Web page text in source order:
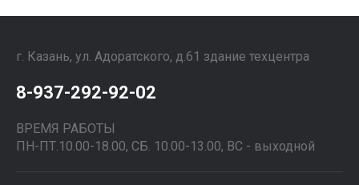
г. Казань, ул. Адоратского, д.61 здание техцентра
8-937-292-92-02
ВРЕМЯ РАБОТЫ
ПН-ПТ.10.00-18.00, СБ. 10.00-13.00, ВС - выходной